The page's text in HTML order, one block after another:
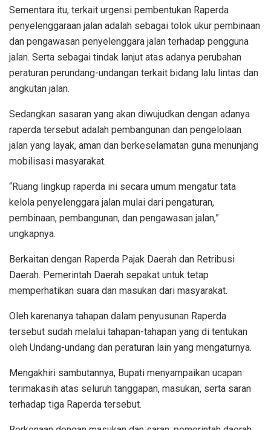
Sementara itu, terkait urgensi pembentukan Raperda
penyelenggaraan jalan adalah sebagai tolok ukur pembinaan
dan pengawasan penyelenggara jalan terhadap pengguna
jalan. Serta sebagai tindak lanjut atas adanya perubahan
peraturan perundang-undangan terkait bidang lalu lintas dan
angkutan jalan.
Sedangkan sasaran yang akan diwujudkan dengan adanya
raperda tersebut adalah pembangunan dan pengelolaan
jalan yang layak, aman dan berkeselamatan guna menunjang
mobilisasi masyarakat.
“Ruang lingkup raperda ini secara umum mengatur tata
kelola penyelenggara jalan mulai dari pengaturan,
pembinaan, pembangunan, dan pengawasan jalan,”
ungkapnya.
Berkaitan dengan Raperda Pajak Daerah dan Retribusi
Daerah. Pemerintah Daerah sepakat untuk tetap
memperhatikan suara dan masukan dari masyarakat.
Oleh karenanya tahapan dalam penyusunan Raperda
tersebut sudah melalui tahapan-tahapan yang di tentukan
oleh Undang-undang dan peraturan lain yang mengaturnya.
Mengakhiri sambutannya, Bupati menyampaikan ucapan
terimakasih atas seluruh tanggapan, masukan, serta saran
terhadap tiga Raperda tersebut.